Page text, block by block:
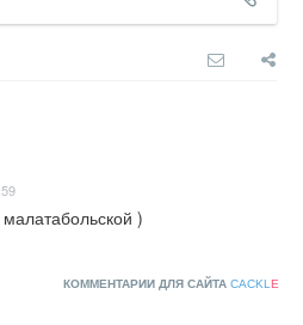
)
КОММЕНТАРИИ ДЛЯ САЙТА CACKLE